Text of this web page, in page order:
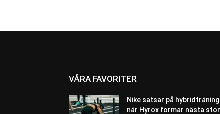
VÅRA FAVORITER
Nike satsar på hybridträning
när Hyrox formar nästa